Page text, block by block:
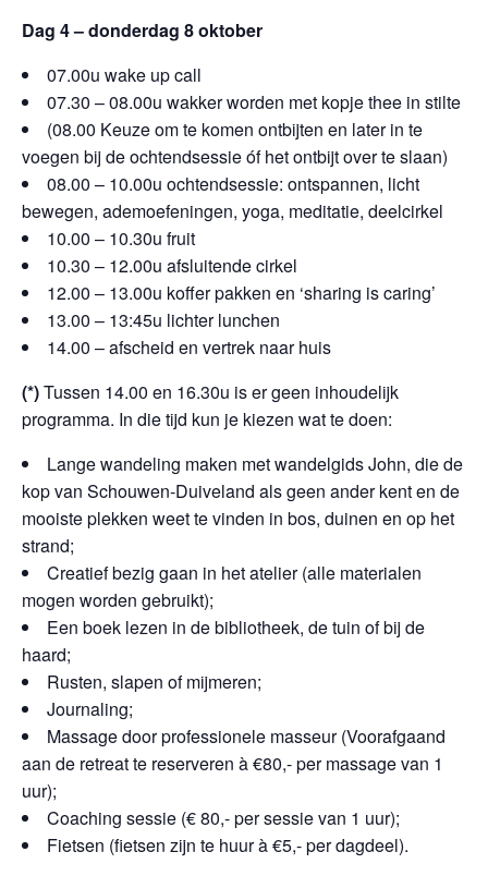
Dag 4 – donderdag 8 oktober
07.00u wake up call
07.30 – 08.00u wakker worden met kopje thee in stilte
(08.00 Keuze om te komen ontbijten en later in te
voegen bij de ochtendsessie óf het ontbijt over te slaan)
08.00 – 10.00u ochtendsessie: ontspannen, licht
bewegen, ademoefeningen, yoga, meditatie, deelcirkel
10.00 – 10.30u fruit
10.30 – 12.00u afsluitendecirkel
12.00 – 13.00u koffer pakken en ‘sharing is caring’
13.00 – 13:45u lichter lunchen
14.00 – afscheid en vertrek naar huis
(*)Tussen 14.00 en 16.30u is er geen inhoudelijk
programma. In die tijd kun je kiezen wat te doen:
Lange wandeling maken met wandelgids John, die de
kop van Schouwen-Duiveland als geen ander kent en de
mooiste plekken weet te vinden in bos, duinen en op het
strand;
Creatief bezig gaan in het atelier (alle materialen
mogen worden gebruikt);
Een boek lezen in de bibliotheek, de tuin of bij de
haard;
Rusten, slapen of mijmeren;
Journaling;
Massage door professionele masseur (Voorafgaand
aan de retreat te reserveren à €80,- per massage van 1
uur);
Coaching sessie (€ 80,- per sessie van 1 uur);
Fietsen (fietsen zijn te huur à €5,- per dagdeel).